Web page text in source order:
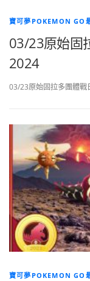
寶可夢POKEMON GO
03/23原始固
2024
03/23原始固拉多團體
寶可夢POKEMON GO